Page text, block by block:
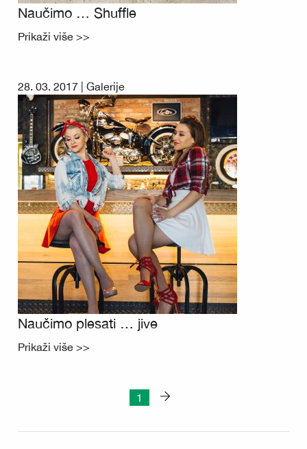
Naučimo … Shuffle
Prikaži više >>
28. 03. 2017 | Galerije
Naučimo plesati … jive
Prikaži više >>
1